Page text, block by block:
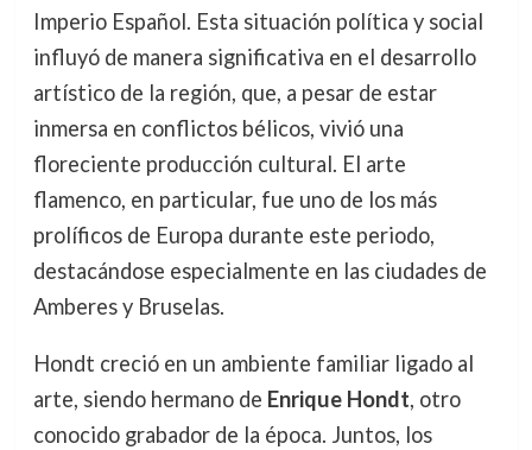
Imperio Español. Esta situación política y social
influyó de manera significativa en el desarrollo
artístico de la región, que, a pesar de estar
inmersa en conflictos bélicos, vivió una
floreciente producción cultural. El arte
flamenco, en particular, fue uno de los más
prolíficos de Europa durante este periodo,
destacándose especialmente en las ciudades de
Amberes y Bruselas.
Hondt creció en un ambiente familiar ligado al
arte, siendo hermano de Enrique Hondt, otro
conocido grabador de la época. Juntos, los